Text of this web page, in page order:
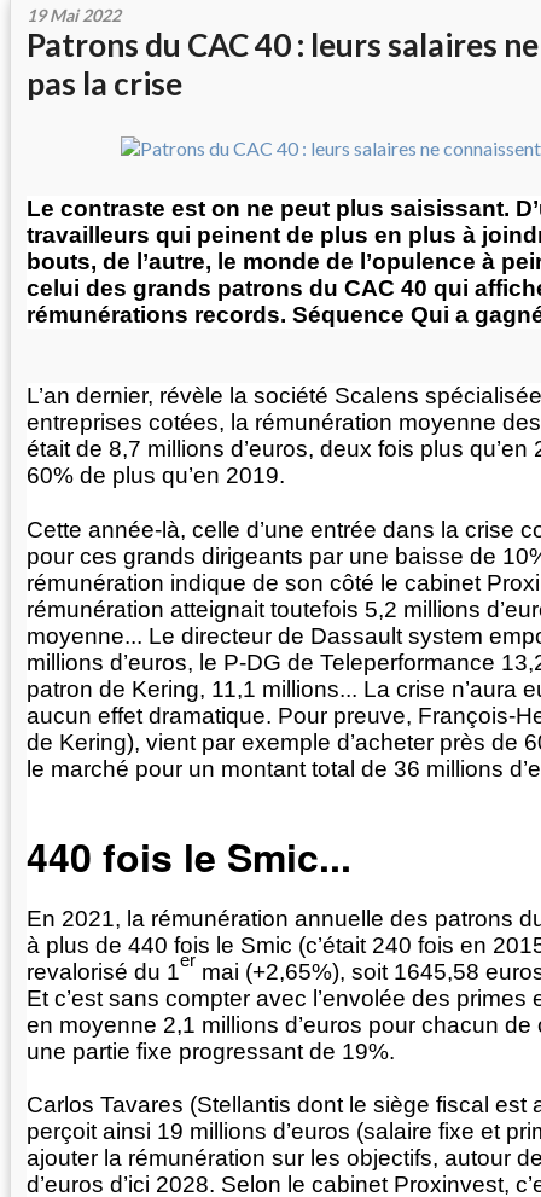
19 Mai 2022
Patrons du CAC 40 : leurs salaires
pas la crise
Le contraste est on ne peut plus saisissant.
travailleurs qui peinent de plus en plus à
bouts, de l’autre, le monde de l’opulence à
celui des grands patrons du CAC 40 qui
rémunérations records. Séquence Qui a
L’an dernier, révèle la société Scalens
entreprises cotées, la rémunération moyenne
était de 8,7 millions d’euros, deux fois plus qu’en
60% de plus qu’en 2019.
Cette année-là, celle d’une entrée dans la crise
pour ces grands dirigeants par une baisse de
rémunération indique de son côté le cabinet
rémunération atteignait toutefois 5,2 millions
moyenne... Le directeur de Dassault system
millions d’euros, le P-DG de Teleperformance
patron de Kering, 11,1 millions... La crise n’aura
aucun effet dramatique. Pour preuve, François-
de Kering), vient par exemple d’acheter près de
le marché pour un montant total de 36 millions
440 fois le Smic...
En 2021, la rémunération annuelle des patrons
à plus de 440 fois le Smic (c’était 240 fois en
revalorisé du 1er mai (+2,65%), soit 1645,58
Et c’est sans compter avec l’envolée des primes
en moyenne 2,1 millions d’euros pour chacun
une partie fixe progressant de 19%.
Carlos Tavares (Stellantis dont le siège fiscal est
perçoit ainsi 19 millions d’euros (salaire fixe et
ajouter la rémunération sur les objectifs, autour
d’euros d’ici 2028. Selon le cabinet Proxinvest,